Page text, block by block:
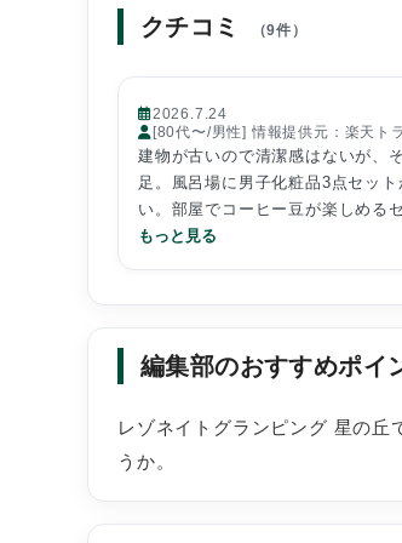
クチコミ （9件）
2026.7.24
[80代〜/男性] 情報提供元：楽天ト
建物が古いので清潔感はないが、
足。風呂場に男子化粧品3点セッ
い。部屋でコーヒー豆が楽しめる
朝食バイキングは種類も豊富、特
いてあった。部屋、建物がヨーロ
た。おまけにちょっとしたクイズ
入浴剤を２個貰った。会員登録も
るつもり。
もっと見る
編集部のおすすめポイ
レゾネイトグランピング 星の丘
うか。